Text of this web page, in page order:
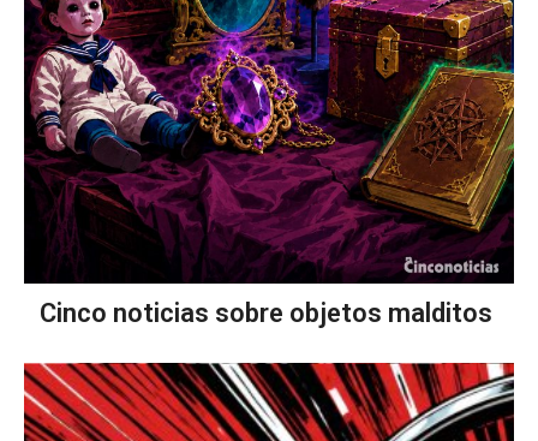
Cinco noticias sobre objetos malditos